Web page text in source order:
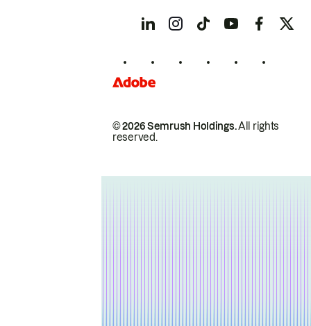
© 2026 Semrush Holdings.All rights
reserved.